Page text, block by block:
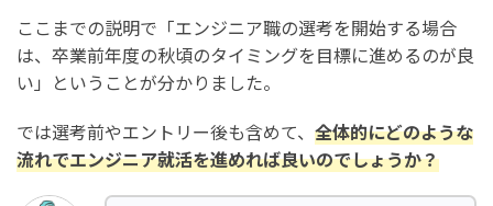
ここまでの説明で「エンジニア職の選考を開始する場合
は、卒業前年度の秋頃のタイミングを目標に進めるのが良
い」ということが分かりました。
では選考前やエントリー後も含めて、 全体的にどのような
流れでエンジニア就活を進めれば良いのでしょうか？